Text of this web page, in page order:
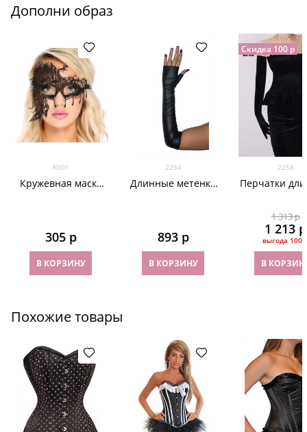
Дополни образ
К001
Кружевная маска
305 р
В КОРЗИНУ
2254
Длинные метенки
893 р
В КОРЗИНУ
Скидка 100 р
2258
Перчатки
1 313 р
1 213 р
выгода 100
В
Похожие товары